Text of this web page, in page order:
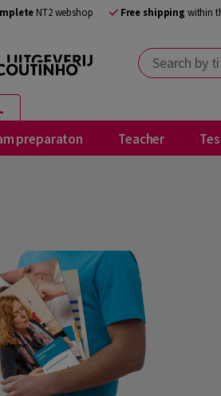
NT2 webshop Free shipping within
Search by
preparaton Teacher